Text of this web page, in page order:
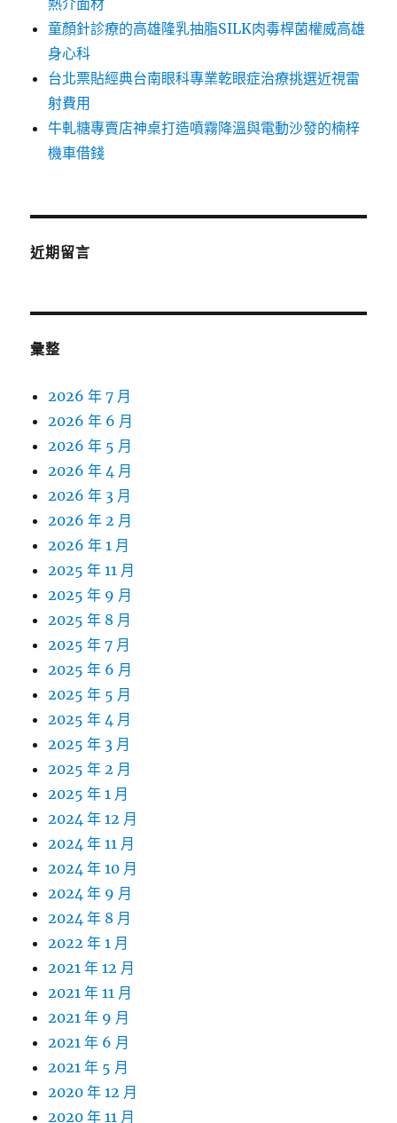
熱介面材
童顏針診療的高雄隆乳抽脂SILK肉毒桿菌權威高雄
身心科
台北票貼經典台南眼科專業乾眼症治療挑選近視雷
射費用
牛軋糖專賣店神桌打造噴霧降溫與電動沙發的楠梓
機車借錢
近期留言
彙整
2026 年 7 月
2026 年 6 月
2026 年 5 月
2026 年 4 月
2026 年 3 月
2026 年 2 月
2026 年 1 月
2025 年 11 月
2025 年 9 月
2025 年 8 月
2025 年 7 月
2025 年 6 月
2025 年 5 月
2025 年 4 月
2025 年 3 月
2025 年 2 月
2025 年 1 月
2024 年 12 月
2024 年 11 月
2024 年 10 月
2024 年 9 月
2024 年 8 月
2022 年 1 月
2021 年 12 月
2021 年 11 月
2021 年 9 月
2021 年 6 月
2021 年 5 月
2020 年 12 月
2020 年 11 月